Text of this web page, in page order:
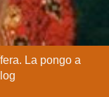
La pongo a